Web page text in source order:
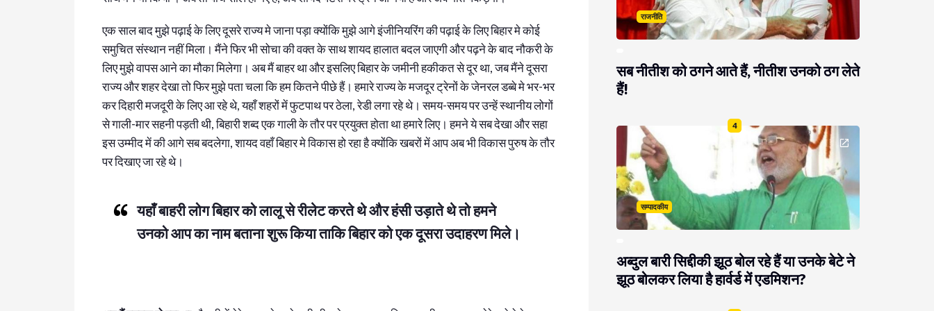
एक साल बाद मुझे पढ़ाई के लिए दूसरे राज्य मे जाना पड़ा क्योंकि मुझे आगे इंजीनियरिंग की पढ़ाई के लिए बिहार मे कोई
समुचित संस्थान नहीं मिला। मैंने फिर भी सोचा की वक्त के साथ शायद हालात बदल जाएगी और पढ़ने के बाद नौकरी के
लिए मुझे वापस आने का मौका मिलेगा। अब मैं बाहर था और इसलिए बिहार के जमीनी हकीकत से दूर था, जब मैंने दूसरा
राज्य और शहर देखा तो फिर मुझे पता चला कि हम कितने पीछे हैं। हमारे राज्य के मजदूर ट्रेनों के जेनरल डब्बे मे भर-भर
कर दिहारी मजदूरी के लिए आ रहे थे, यहाँ शहरों में फुटपाथ पर ठेला, रेडी लगा रहे थे। समय-समय पर उन्हें स्थानीय लोगों
से गाली-मार सहनी पड़ती थी, बिहारी शब्द एक गाली के तौर पर प्रयुक्त होता था हमारे लिए। हमने ये सब देखा और सहा
इस उम्मीद में की आगे सब बदलेगा, शायद वहाँ बिहार मे विकास हो रहा है क्योंकि खबरों में आप अब भी विकास पुरुष के तौर
पर दिखाए जा रहे थे।
यहाँ बाहरी लोग बिहार को लालू से रीलेट करते थे और हंसी उड़ाते थे तो हमने
उनको आप का नाम बताना शुरू किया ताकि बिहार को एक दूसरा उदाहरण मिले।
राजनीति
सब नीतीश को ठगने आते हैं, नीतीश उनको ठग लेते
हैं!
4
सम्पादकीय
अब्दुल बारी सिद्दीकी झूठ बोल रहे हैं या उनके बेटे ने
झूठ बोलकर लिया है हार्वर्ड में एडमिशन?